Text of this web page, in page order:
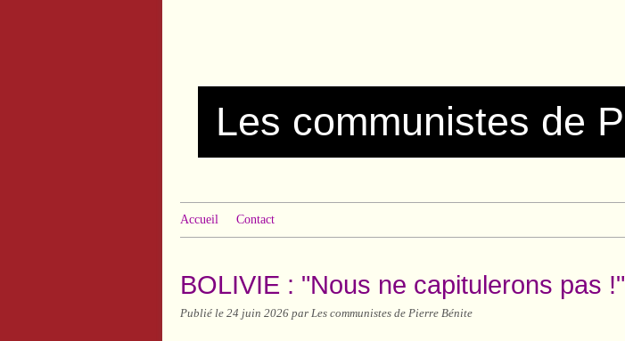
Accueil Contact
BOLIVIE : "Nous ne capitulerons pas !"
Publié le 24 juin 2026 par Les communistes de Pierre Bénite